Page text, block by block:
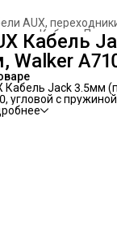
AUX,
Кабели.
›
Кабель
Walker
Кабель Jack 3.5мм
угловой с